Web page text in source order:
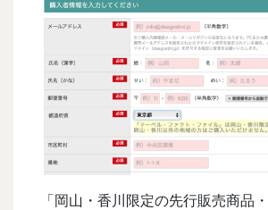
「岡山・香川限定の先行販売商品・